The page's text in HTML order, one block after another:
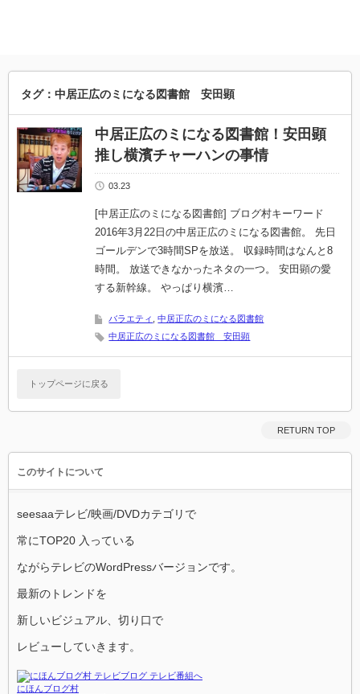
タグ：中居正広のミになる図書館 安田顕
中居正広のミになる図書館！安田顕
推し横濱チャーハンの事情
03.23
[中居正広のミになる図書館] ブログ村キーワード
2016年3月22日の中居正広のミになる図書館。 先日
ゴールデンで3時間SPを放送。 収録時間はなんと8
時間。 放送できなかったネタの一つ。 安田顕の愛
する新幹線。 やっぱり横濱…
バラエティ ,中居正広のミになる図書館
中居正広のミになる図書館 安田顕
トップページに戻る
RETURN TOP
このサイトについて
seesaaテレビ/映画/DVDカテゴリで
常にTOP20 入っている
ながらテレビのWordPressバージョンです。
最新のトレンドを
新しいビジュアル、切り口で
レビューしていきます。
にほんブログ村